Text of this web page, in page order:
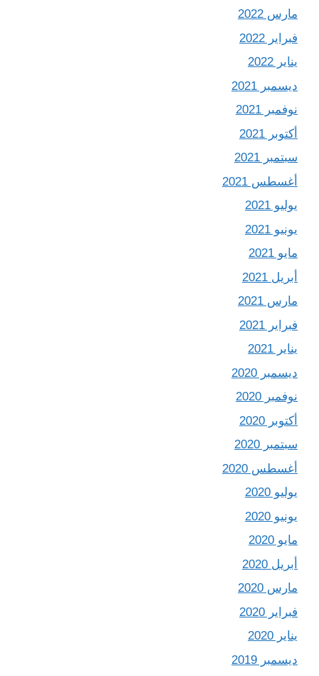
مارس 2022
فبراير 2022
يناير 2022
ديسمبر 2021
نوفمبر 2021
أكتوبر 2021
سبتمبر 2021
أغسطس 2021
يوليو 2021
يونيو 2021
مايو 2021
أبريل 2021
مارس 2021
فبراير 2021
يناير 2021
ديسمبر 2020
نوفمبر 2020
أكتوبر 2020
سبتمبر 2020
أغسطس 2020
يوليو 2020
يونيو 2020
مايو 2020
أبريل 2020
مارس 2020
فبراير 2020
يناير 2020
ديسمبر 2019